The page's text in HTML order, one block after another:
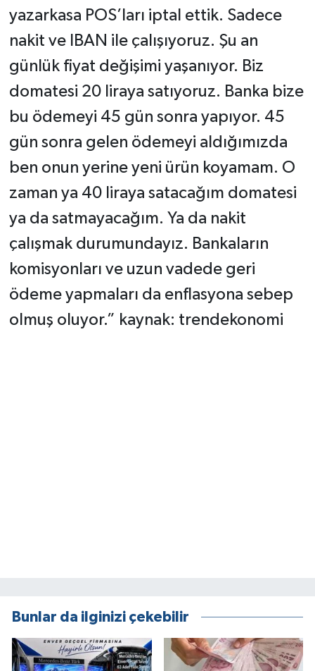
yazarkasa POS’ları iptal ettik. Sadece
nakit ve IBAN ile çalışıyoruz. Şu an
günlük fiyat değişimi yaşanıyor. Biz
domatesi 20 liraya satıyoruz. Banka bize
bu ödemeyi 45 gün sonra yapıyor. 45
gün sonra gelen ödemeyi aldığımızda
ben onun yerine yeni ürün koyamam. O
zaman ya 40 liraya satacağım domatesi
ya da satmayacağım. Ya da nakit
çalışmak durumundayız. Bankaların
komisyonları ve uzun vadede geri
ödeme yapmaları da enflasyona sebep
olmuş oluyor.” kaynak: trendekonomi
Bunlar da ilginizi çekebilir